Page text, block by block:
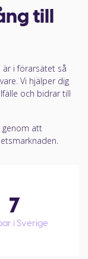
till
i förarsätet så
Vi hjälper dig
och bidrar till
genom att
7
i Sverige